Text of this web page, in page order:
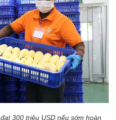
300 triệu USD nếu sớm hoàn